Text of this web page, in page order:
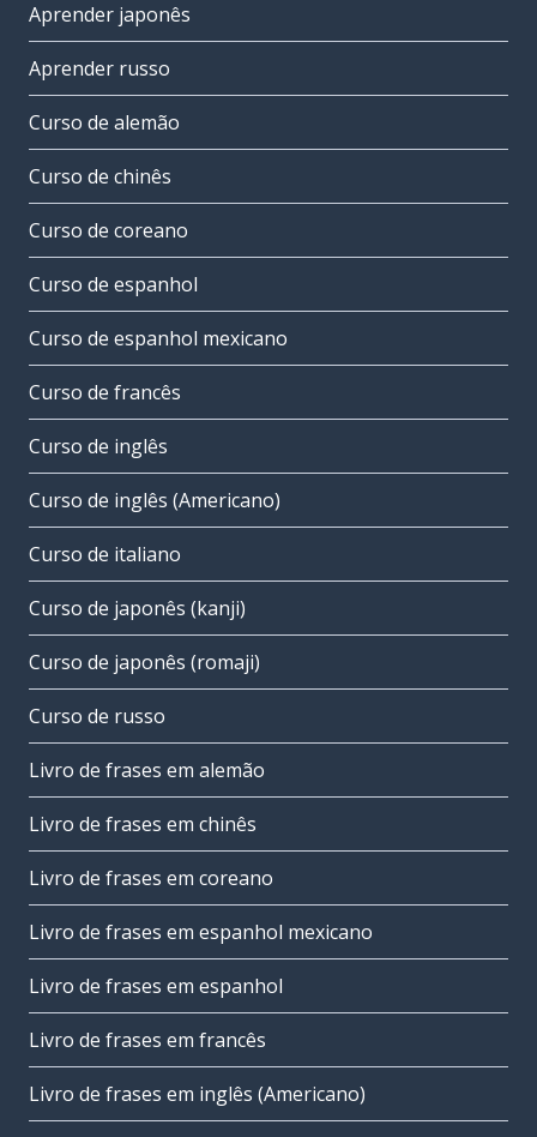
Aprender japonês
Aprender russo
Curso de alemão
Curso de chinês
Curso de coreano
Curso de espanhol
Curso de espanhol mexicano
Curso de francês
Curso de inglês
Curso de inglês (Americano)
Curso de italiano
Curso de japonês (kanji)
Curso de japonês (romaji)
Curso de russo
Livro de frases em alemão
Livro de frases em chinês
Livro de frases em coreano
Livro de frases em espanhol mexicano
Livro de frases em espanhol
Livro de frases em francês
Livro de frases em inglês (Americano)